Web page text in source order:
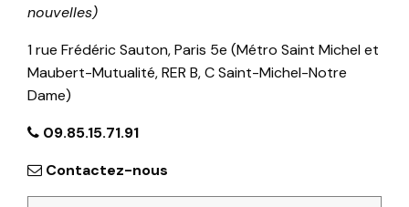
nouvelles)
1 rue Frédéric Sauton, Paris 5e (Métro Saint Michel et
Maubert-Mutualité, RER B, C Saint-Michel-Notre
Dame)
09.85.15.71.91
Contactez-nous